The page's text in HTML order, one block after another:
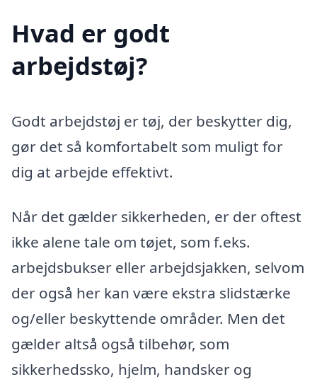
Hvad er godt
arbejdstøj?
Godt arbejdstøj er tøj, der beskytter dig,
gør det så komfortabelt som muligt for
dig at arbejde effektivt.
Når det gælder sikkerheden, er der oftest
ikke alene tale om tøjet, som f.eks.
arbejdsbukser eller arbejdsjakken, selvom
der også her kan være ekstra slidstærke
og/eller beskyttende områder. Men det
gælder altså også tilbehør, som
sikkerhedssko, hjelm, handsker og